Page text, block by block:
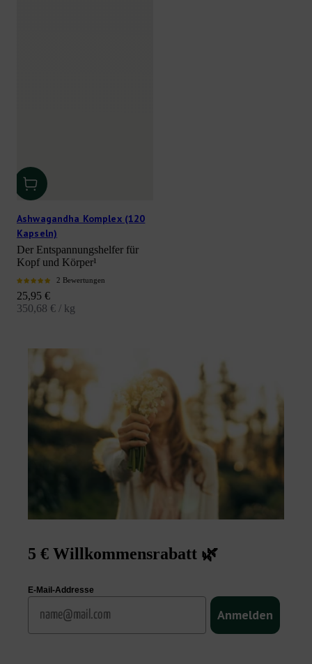
Ashwagandha Komplex (120
Kapseln)
Der Entspannungshelfer für
Kopf und Körper¹
2 Bewertungen
Angebot
25,95 €
350,68 € / kg
5 € Willkommensrabatt 🌿
E-Mail-Addresse
Email
Anmelden